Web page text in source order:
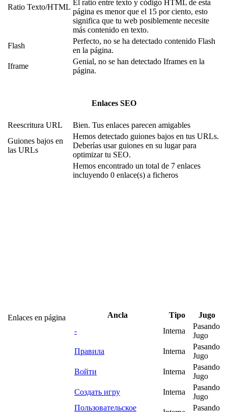
Ratio Texto/HTML
El ratio entre texto y código HTML de esta
página es menor que el 15 por ciento, esto
significa que tu web posiblemente necesite
más contenido en texto.
Flash
Perfecto, no se ha detectado contenido Flash
en la página.
Iframe
Genial, no se han detectado Iframes en la
página.
Enlaces SEO
Reescritura URL
Bien. Tus enlaces parecen amigables
Guiones bajos en
las URLs
Hemos detectado guiones bajos en tus URLs.
Deberías usar guiones en su lugar para
optimizar tu SEO.
Enlaces en página
Hemos encontrado un total de 7 enlaces
incluyendo 0 enlace(s) a ficheros
Ancla Tipo
Jugo
-
Interna
Pasando
Jugo
Правила
Interna
Pasando
Jugo
Войти
Interna
Pasando
Jugo
Создать игру
Interna
Pasando
Jugo
Пользовательское
Pasando